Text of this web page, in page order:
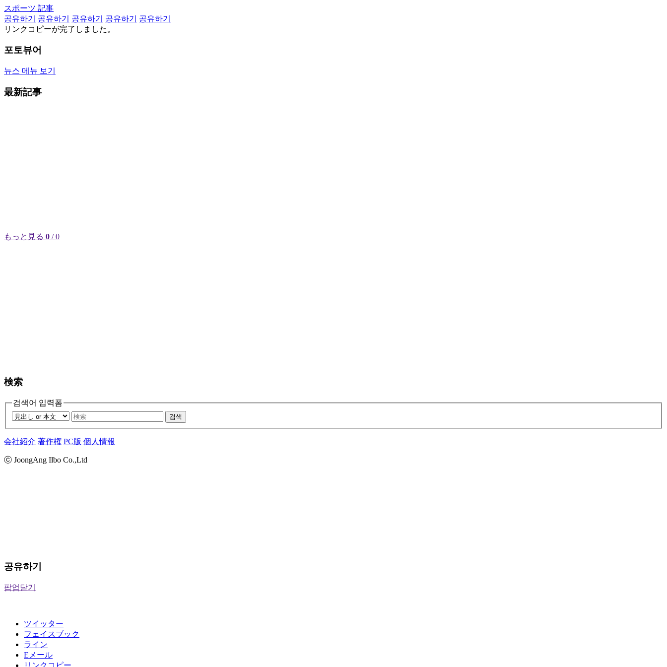
スポーツ 記事
공유하기
공유하기 공유하기 공유하기
공유하기
リンクコピーが完了しました。
포토뷰어
뉴스 메뉴 보기
最新記事
もっと見る 0 / 0
検索
검색어 입력폼
검색
会社紹介 著作権 PC版 個人情報
ⓒ JoongAng Ilbo Co.,Ltd
공유하기
팝업닫기
ツイッター
フェイスブック
ライン
Eメール
リンクコピー